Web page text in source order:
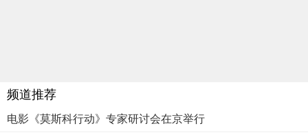
频道推荐
电影《莫斯科行动》专家研讨会在京举行